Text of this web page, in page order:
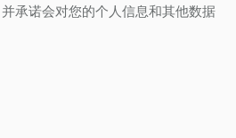
承诺会对您的个人信息和其他数据